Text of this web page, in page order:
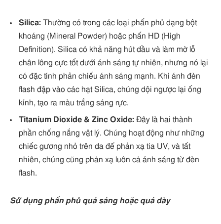
Silica: Thường có trong các loại phấn phủ dạng bột
khoáng (Mineral Powder) hoặc phấn HD (High
Definition). Silica có khả năng hút dầu và làm mờ lỗ
chân lông cực tốt dưới ánh sáng tự nhiên, nhưng nó lại
có đặc tính phản chiếu ánh sáng mạnh. Khi ánh đèn
flash đập vào các hạt Silica, chúng dội ngược lại ống
kính, tạo ra màu trắng sáng rực.
Titanium Dioxide & Zinc Oxide: Đây là hai thành
phần chống nắng vật lý. Chúng hoạt động như những
chiếc gương nhỏ trên da để phản xạ tia UV, và tất
nhiên, chúng cũng phản xạ luôn cả ánh sáng từ đèn
flash.
Sử dụng phấn phủ quá sáng hoặc quá dày